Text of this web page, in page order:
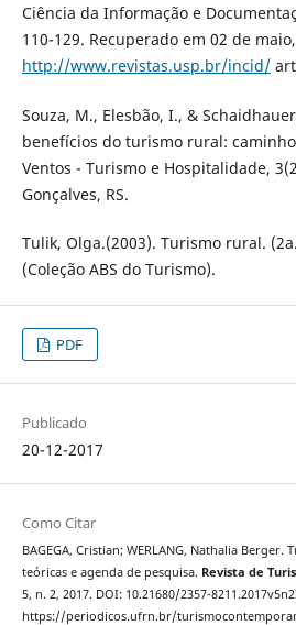
Ciência da Informação e
110-129. Recuperado em 02 de
http://www.revistas.usp.br/incid/
Souza, M., Elesbão, I., &
benefícios do turismo rural:
Ventos - Turismo e Hospitalidade,
Gonçalves, RS.
Tulik, Olga.(2003). Turismo rural.
(Coleção ABS do Turismo).
PDF
Publicado
20-12-2017
Como Citar
BAGEGA, Cristian; WERLANG, Nathalia
teóricas e agenda de pesquisa. Revista de
5, n. 2, 2017. DOI: 10.21680/2357-
https://periodicos.ufrn.br/